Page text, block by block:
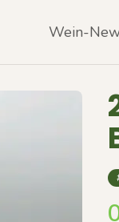
Wein-